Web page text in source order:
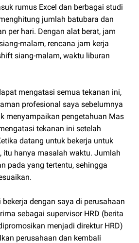
rumus Excel dan berbagai studi
jumlah batubara dan
per hari. Dengan alat berat, jam
malam, rencana jam kerja
siang-malam, waktu liburan
mengatasi semua tekanan ini,
profesional saya sebelumnya
menyampaikan pengetahuan Mas
tekanan ini setelah
datang untuk bekerja untuk
itu hanya masalah waktu. Jumlah
pada yang tertentu, sehingga
dengan saya di perusahaan
sebagai supervisor HRD (berita
menjadi direktur HRD)
perusahaan dan kembali